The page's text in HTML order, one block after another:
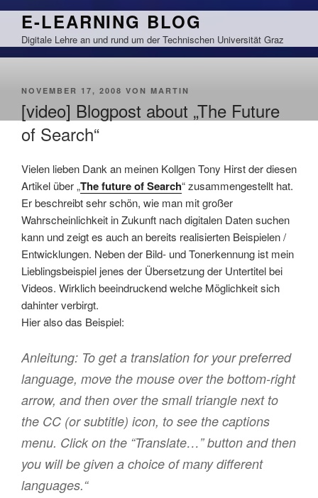
Zum
springen
E-LEARNING BLOG
Digitale Lehre an und rund um der Technischen Universität Graz
VERÖFFENTLICHT
NOVEMBER 17, 2008 VON MARTIN
[video] Blogpost about „The Future
of Search“
Vielen lieben Dank an meinen Kollgen Tony Hirst der diesen
Artikel über „The future of Search“ zusammengestellt hat.
Er beschreibt sehr schön, wie man mit großer
Wahrscheinlichkeit in Zukunft nach digitalen Daten suchen
kann und zeigt es auch an bereits realisierten Beispielen /
Entwicklungen. Neben der Bild- und Tonerkennung ist mein
Lieblingsbeispiel jenes der Übersetzung der Untertitel bei
Videos. Wirklich beeindruckend welche Möglichkeit sich
dahinter verbirgt.
Hier also das Beispiel:
Anleitung: To get a translation for your preferred
language, move the mouse over the bottom-right
arrow, and then over the small triangle next to
the CC (or subtitle) icon, to see the captions
menu. Click on the “Translate…” button and then
you will be given a choice of many different
languages.“